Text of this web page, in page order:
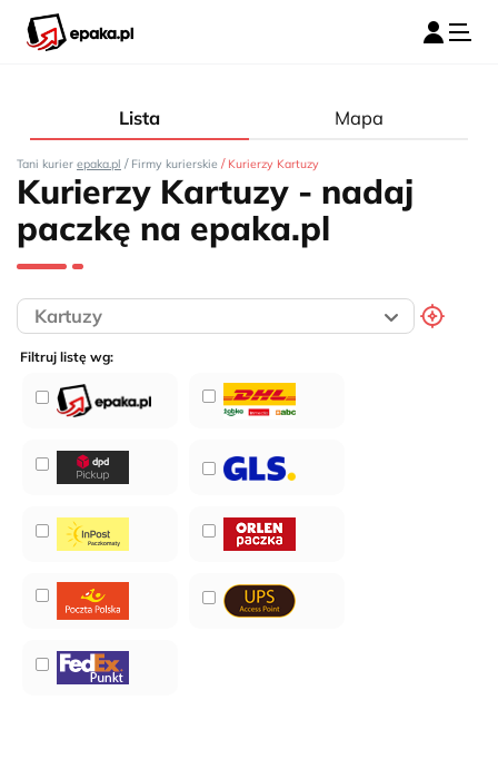
Lista Mapa
Tani kurier epaka.pl / Firmy kurierskie / Kurierzy Kartuzy
Kurierzy Kartuzy - nadaj
paczkę na epaka.pl
Filtruj listę wg: